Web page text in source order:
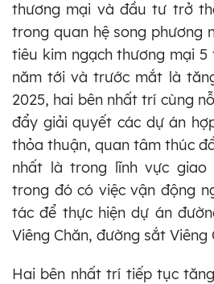
thương mại và đầu tư trở
trong quan hệ song phương
tiêu kim ngạch thương mại 5
năm tới và trước mắt là
2025, hai bên nhất trí cùng
đẩy giải quyết các dự án
thỏa thuận, quan tâm thúc
nhất là trong lĩnh vực giao
trong đó có việc vận động
tác để thực hiện dự án
Viêng Chăn, đường sắt Viêng
Hai bên nhất trí tiếp tục